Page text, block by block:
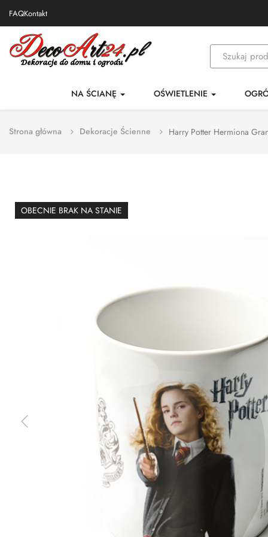
FAQKontakt
NA ŚCIANĘ OŚWIETLENIE
Strona główna Dekoracje Ścienne Harry Potter Hermiona
OBECNIE BRAK NA STANIE